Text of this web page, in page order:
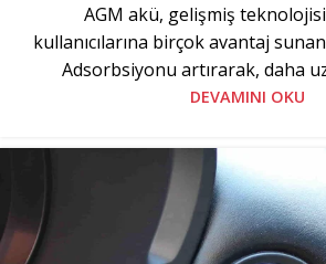
AGM akü, gelişmiş
kullanıcılarına birçok avantaj
Adsorbsiyonu artırarak, daha
DEVAMINI OKU